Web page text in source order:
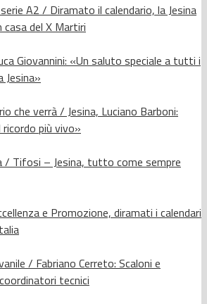
A2 / Diramato il calendario, la Jesina
del X Martiri
Giovannini: «Un saluto speciale a tutti i
Jesina»
che verrà / Jesina, Luciano Barboni:
più vivo»
/ Tifosi – Jesina, tutto come sempre
e Promozione, diramati i calendari
/ Fabriano Cerreto: Scaloni e
tecnici